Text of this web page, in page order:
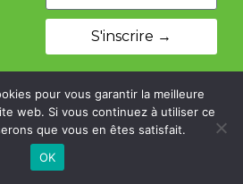
S'inscrire →
pour vous garantir la meilleure
web. Si vous continuez à utiliser ce
que vous en êtes satisfait.
OK